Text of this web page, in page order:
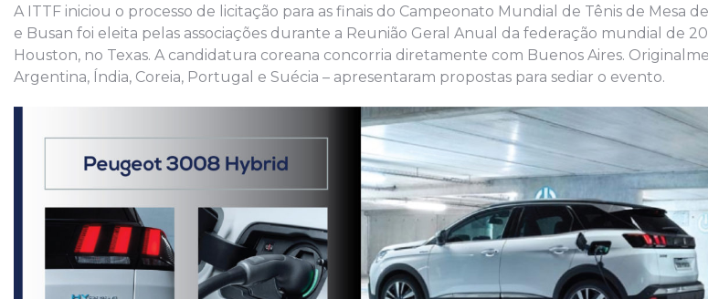
A ITTF iniciou o processo de licitação para as finais do Campeonato Mundial de Tênis de Mesa
e Busan foi eleita pelas associações durante a Reunião Geral Anual da federação mundial de
Houston, no Texas. A candidatura coreana concorria diretamente com Buenos Aires.
Argentina, Índia, Coreia, Portugal e Suécia – apresentaram propostas para sediar o evento.